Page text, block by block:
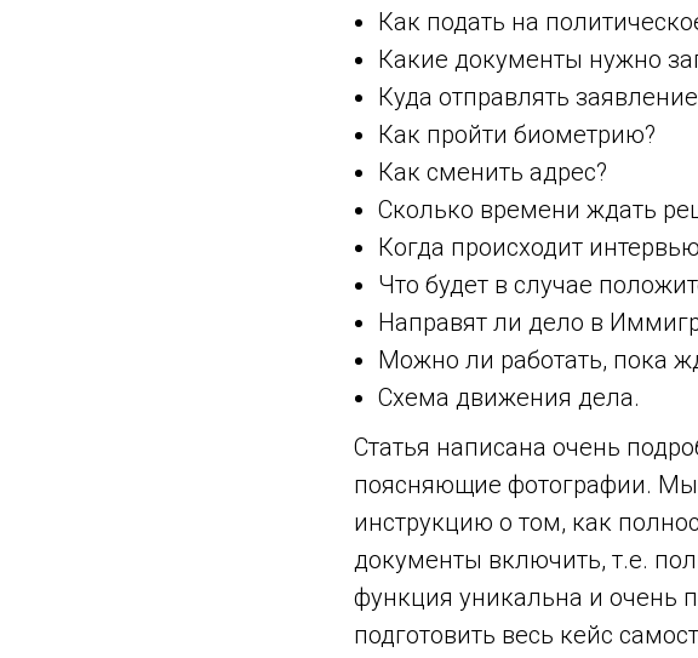
Как подать на
Какие документы нужно
Куда отправлять
Как пройти биометрию?
Как сменить адрес?
Сколько времени ждать
Когда происходит
Что будет в случае
Направят ли дело в
Можно ли работать, пока
Схема движения дела.
Статья написана очень
поясняющие фотографии.
инструкцию о том, как
документы включить, т.е.
функция уникальна и очень
подготовить весь кейс